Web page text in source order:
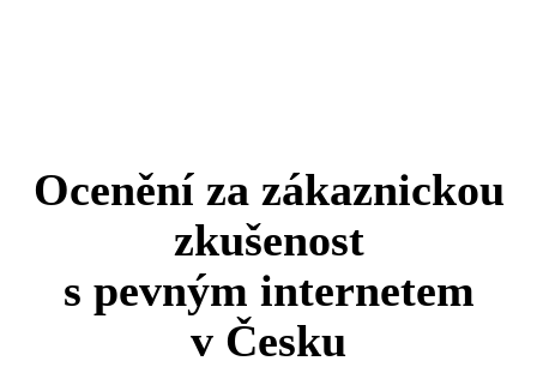
Ocenění za zákaznickou
zkušenost
s pevným internetem
v Česku